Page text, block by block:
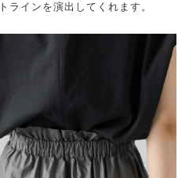
ラインを演出してくれます。